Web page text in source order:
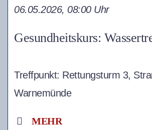
Gesundheitskurs:
06.05.2026, 08:00 Uhr
Treffpunkt: Rettungsturm 3,
Warnemünde
MEHR